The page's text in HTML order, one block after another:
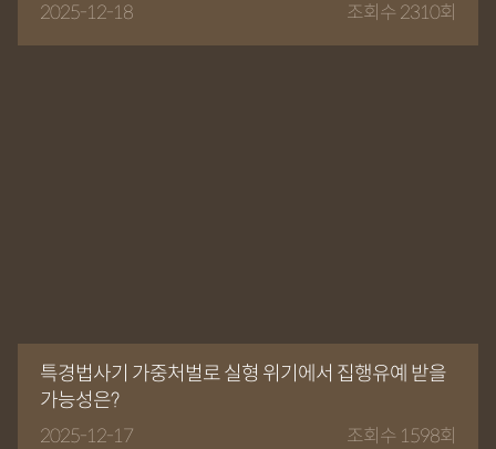
2025-12-18 조회수 2310회
특경법사기 가중처벌로 실형 위기에서 집행유예 받을
가능성은?
2025-12-17 조회수 1598회